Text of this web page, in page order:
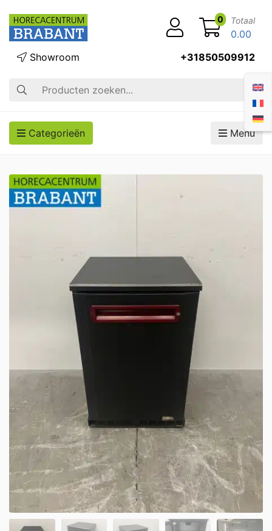
Zoek op
Showroom +31850509912
0 Totaal
0.00
Categorieën Menu